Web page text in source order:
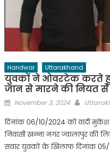
Haridwar Uttarakhand
युवकों ने ओवरटेक करते
जान से मारने की नियत से
Posted
November 3, 2024 Author
दिनांक 06/10/2024 को वादी मुकेश
निवासी खन्ना नगर ज्वालापुर की
सवार युवकों के खिलाफ दिनांक